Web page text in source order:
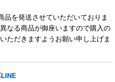
を発送させていただいておりま
なる商品が御座いますので購入の
ただきますようお願い申し上げま